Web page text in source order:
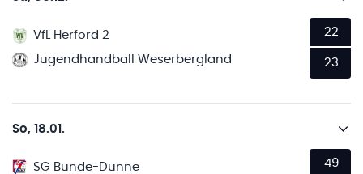
VfL Herford 2
Jugendhandball Weserbergland
22
23
So, 18.01.
SG Bünde-Dünne
49